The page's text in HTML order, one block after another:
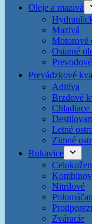
Oleje a mazivá
Mazivá
Motorové
Ostatné
Prevádzkové
Aditíva
Brzdové
Letné
Zimné
Rukavice
Nitrilové
Zváracie